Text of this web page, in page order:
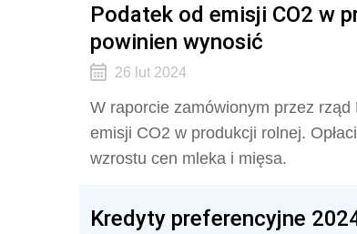
Podatek od emisji CO2 w
powinien wynosić
26 lut 2024
W raporcie zamówionym przez
emisji CO2 w produkcji rolnej.
wzrostu cen mleka i mięsa.
Kredyty preferencyjne